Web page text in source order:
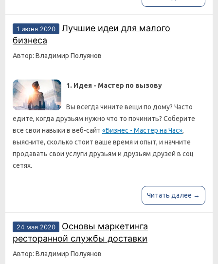
1 июня 2020
Лучшие идеи для малого
бизнеса
Автор: Владимир Полуянов
1. Идея - Мастер по вызову
Вы всегда чините вещи по дому? Часто
едите, когда друзьям нужно что то починить? Соберите
все свои навыки в веб-сайт «Бизнес - Мастер на Час»,
выясните, сколько стоит ваше время и опыт, и начните
продавать свои услуги друзьям и друзьям друзей в соц
сетях.
Читать далее →
24 мая 2020
Основы маркетинга
ресторанной службы доставки
Автор: Владимир Полуянов